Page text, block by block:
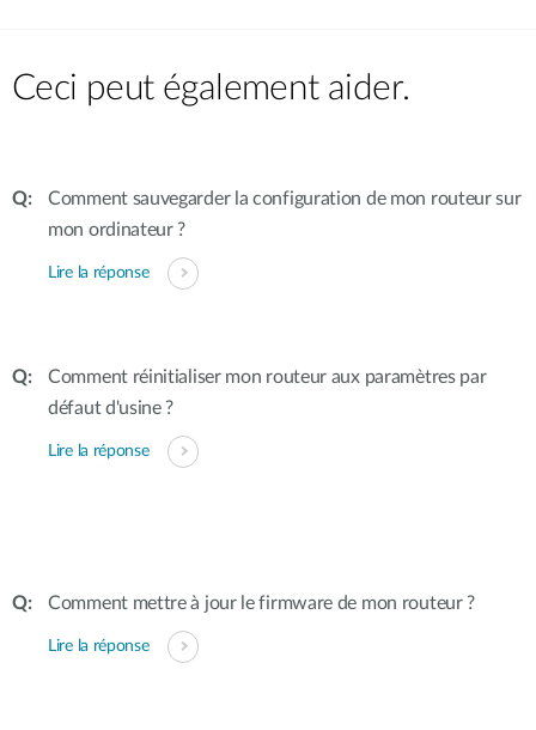
Ceci peut également aider.
Comment sauvegarder la configuration de mon routeur sur
mon ordinateur ?
Lire la réponse
Comment réinitialiser mon routeur aux paramètres par
défaut d'usine ?
Lire la réponse
Comment mettre à jour le firmware de mon routeur ?
Lire la réponse